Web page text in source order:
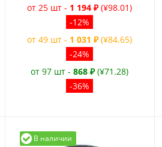
от 25 шт - 1 194 ₽ (¥98.01)
-12%
от 49 шт - 1 031 ₽ (¥84.65)
-24%
от 97 шт -868 ₽ (¥71.28)
-36%
В наличии